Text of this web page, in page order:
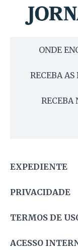
ONDE
RECEBA
RECEBA
EXPEDIENTE
PRIVACIDADE
TERMOS DE
ACESSO